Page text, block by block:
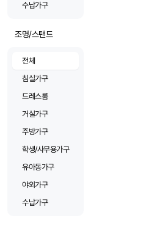
수납가구
조명/스탠드
전체
침실가구
드레스룸
거실가구
주방가구
학생/사무용가구
유아동가구
야외가구
수납가구